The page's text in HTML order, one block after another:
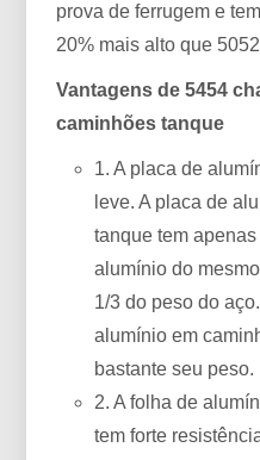
prova de ferrugem e
20% mais alto que
Vantagens de 5454
caminhões tanque
1. A placa de
leve. A placa de
tanque tem
alumínio do
1/3 do peso do
alumínio em
bastante seu peso.
2. A folha de
tem forte